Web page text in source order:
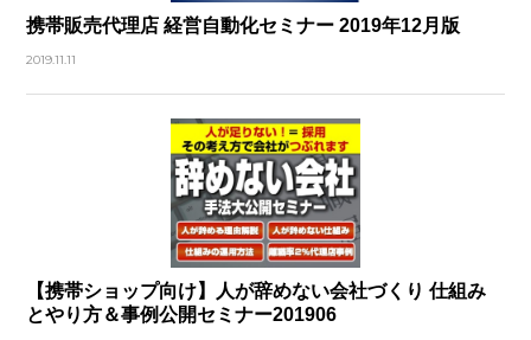
携帯販売代理店 経営自動化セミナー 2019年12月版
2019.11.11
【携帯ショップ向け】人が辞めない会社づくり 仕組み
とやり方＆事例公開セミナー201906